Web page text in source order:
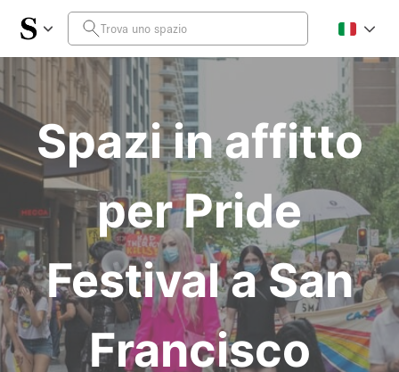
Spazi in affitto
per Pride
Festival a San
Francisco